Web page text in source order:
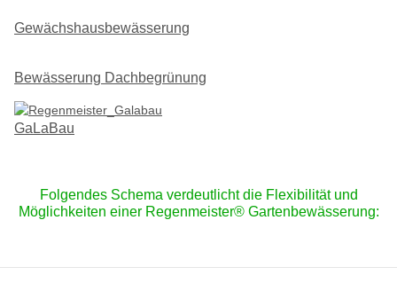
Gewächshausbewässerung
Bewässerung Dachbegrünung
GaLaBau
Folgendes Schema verdeutlicht die Flexibilität und
Möglichkeiten einer Regenmeister® Gartenbewässerung: